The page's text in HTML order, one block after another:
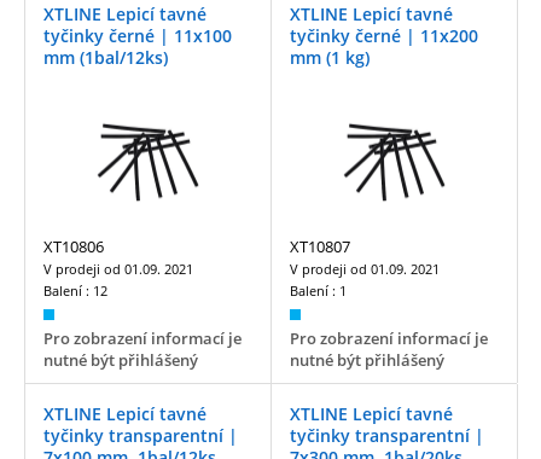
XTLINE Lepicí tavné
tyčinky černé | 11x100
mm (1bal/12ks)
XT10806
V prodeji od 01.09. 2021
Balení : 12
Pro zobrazení informací je
nutné být přihlášený
XTLINE Lepicí tavné
tyčinky černé | 11x200
mm (1 kg)
XT10807
V prodeji od 01.09. 2021
Balení : 1
Pro zobrazení informací je
nutné být přihlášený
XTLINE Lepicí tavné
tyčinky transparentní |
XTLINE Lepicí tavné
tyčinky transparentní |